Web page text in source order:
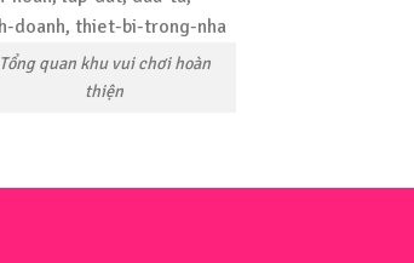
Tổng quan khu vui chơi hoàn
thiện